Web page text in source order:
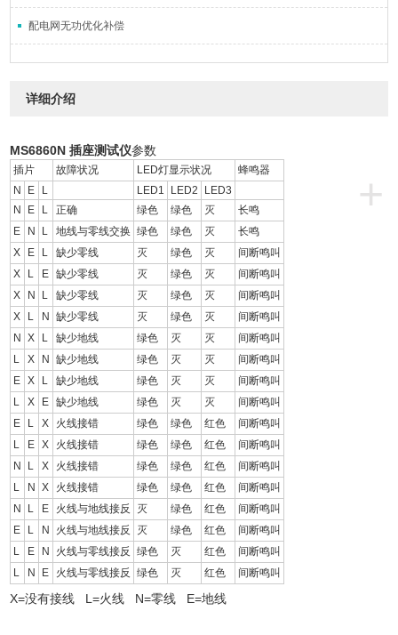
配电网无功优化补偿
详细介绍
MS6860N 插座测试仪参数
+
插片 故障状况 LED灯显示状况
蜂鸣器
N
E L LED1 LED2
LED3
N
E L 正确 绿色 绿色 灭
长鸣
E
N L 地线与零线交换 绿色 绿色 灭
长鸣
X
E L 缺少零线 灭 绿色 灭
间断鸣叫
X
L E 缺少零线 灭 绿色 灭
间断鸣叫
X
N L 缺少零线 灭 绿色 灭
间断鸣叫
X
L N 缺少零线 灭 绿色 灭
间断鸣叫
N X L 缺少地线 绿色 灭 灭
间断鸣叫
L
X N 缺少地线 绿色 灭 灭
间断鸣叫
E X L 缺少地线 绿色 灭 灭
间断鸣叫
L
X E 缺少地线 绿色 灭 灭
间断鸣叫
E
L X 火线接错 绿色 绿色 红色
间断鸣叫
L
E X 火线接错 绿色 绿色 红色
间断鸣叫
N
L X 火线接错 绿色 绿色 红色
间断鸣叫
L
N X 火线接错 绿色 绿色 红色
间断鸣叫
N
L E 火线与地线接反 灭 绿色 红色
间断鸣叫
E
L N 火线与地线接反 灭 绿色 红色
间断鸣叫
L
E N 火线与零线接反 绿色 灭 红色
间断鸣叫
L
N E 火线与零线接反 绿色 灭 红色 间断鸣叫
X=没有接线 L=火线 N=零线 E=地线